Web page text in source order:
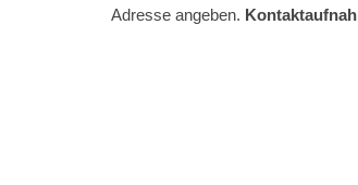
Adresse angeben.